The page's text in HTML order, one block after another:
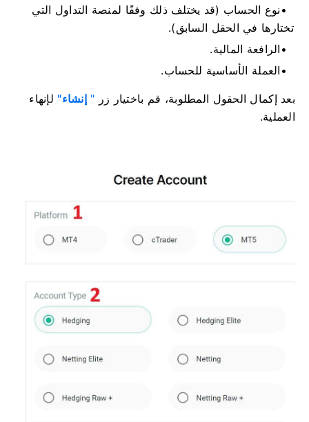
نوع الحساب (قد يختلف ذلك وفقًا لمنصة التداول التي
تختارها في الحقل السابق).
الرافعة المالية.
العملة الأساسية للحساب.
بعد إكمال الحقول المطلوبة، قم باختيار زر "إنشاء" لإنهاء
العملية.